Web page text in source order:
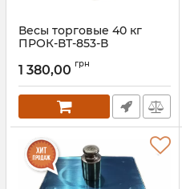
Весы торговые 40 кг
ПРОК-ВТ-853-В
1 380,00 грн